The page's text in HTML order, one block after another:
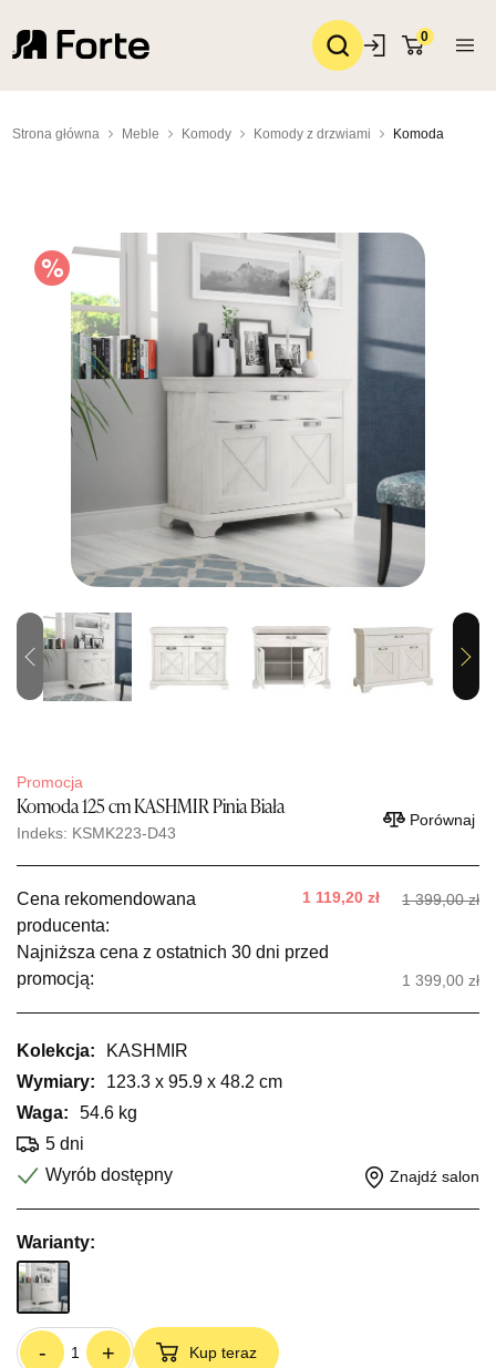
0
Strona główna Meble Komody Komody z drzwiami Komoda
Previous Next
Promocja
Komoda 125 cm KASHMIR Pinia Biała
Indeks: KSMK223-D43
Porównaj
Cena rekomendowana
producenta:
1 119,20 zł 1 399,00 zł
Najniższa cena z ostatnich 30 dni przed
promocją:
1 399,00 zł
Kolekcja:
KASHMIR
Wymiary:
123.3 x 95.9 x 48.2 cm
Waga:
54.6 kg
5 dni
Wyrób dostępny
Znajdź salon
Warianty:
- + Kup teraz